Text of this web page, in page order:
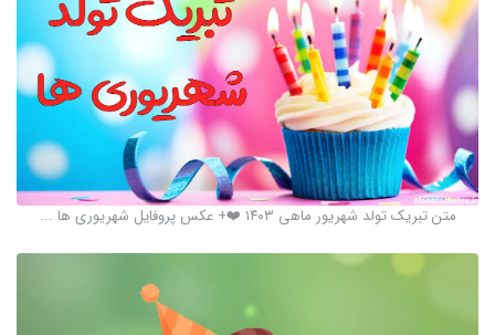
متن تبریک تولد شهریور ماهی ۱۴۰۳ ❤️+ عکس پروفایل شهریوری ها ...